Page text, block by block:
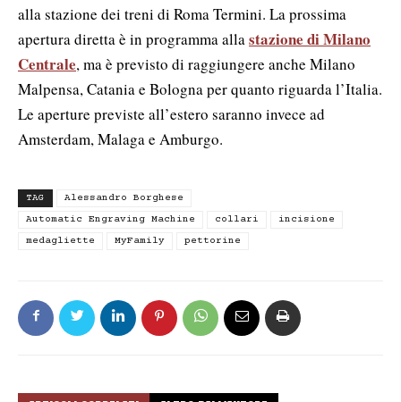
alla stazione dei treni di Roma Termini. La prossima
apertura diretta è in programma allastazione di Milano
Centrale, ma è previsto di raggiungere anche Milano
Malpensa, Catania e Bologna per quanto riguarda l’Italia.
Le aperture previste all’estero saranno invece ad
Amsterdam, Malaga e Amburgo.
TAG
Alessandro Borghese
Automatic Engraving Machine
collari
incisione
medagliette
MyFamily pettorine